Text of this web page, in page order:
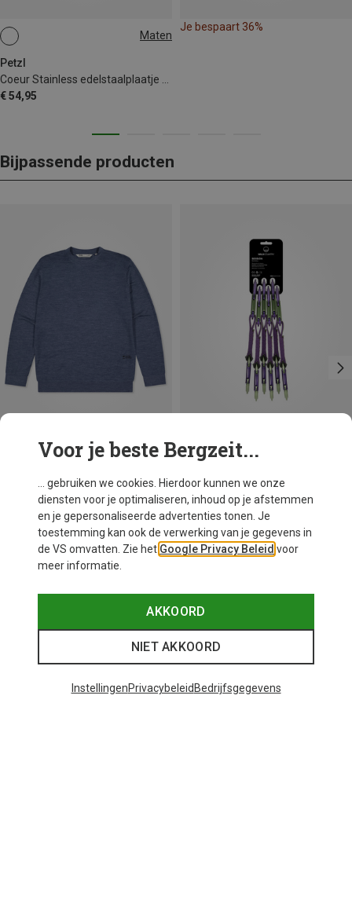
Maten
Petzl
€ 54,95
12MM
Je bespaart 36%
Bijpassende producten
Je bespaart 23% Je bespaart 14%
Voor je beste Bergzeit...
... gebruiken we cookies. Hierdoor kunnen we onze
diensten voor je optimaliseren, inhoud op je afstemmen
en je gepersonaliseerde advertenties tonen. Je
toestemming kan ook de verwerking van je gegevens in
de VS omvatten. Zie het Google Privacy Beleid voor
meer informatie.
AKKOORD
NIET AKKOORD
InstellingenPrivacybeleid Bedrijfsgegevens